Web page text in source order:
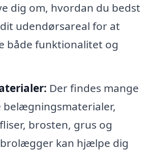
dig om, hvordan du bedst
udendørsareal for at
både funktionalitet og
Der findes mange
belægningsmaterialer,
brosten, grus og
kan hjælpe dig